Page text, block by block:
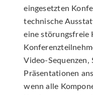
eingesetzten
technische
eine störungsfreie
Video-Sequenzen,
Präsentationen
wenn alle